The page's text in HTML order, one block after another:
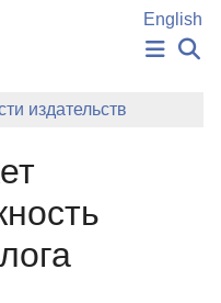
English
издательств